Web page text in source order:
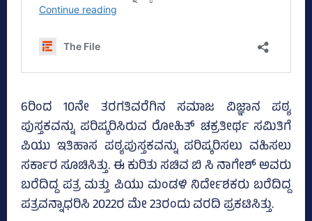
6ರಿಂದ 10ನೇ ತರಗತಿವರೆಗಿನ ಸಮಾಜ ವಿಜ್ಞಾನ ಪಠ್ಯ
ಪುಸ್ತಕವನ್ನು ಪರಿಷ್ಕರಿಸಿರುವ ರೋಹಿತ್‌ ಚಕ್ರತೀರ್ಥ ಸಮಿತಿಗೆ
ಪಿಯು ಇತಿಹಾಸ ಪಠ್ಯಪುಸ್ತಕವನ್ನು ಪರಿಷ್ಕರಿಸಲು ವಹಿಸಲು
ಸರ್ಕಾರ ಸೂಚಿಸಿತ್ತು. ಈ ಕುರಿತು ಸಚಿವ ಬಿ ಸಿ ನಾಗೇಶ್‌ ಅವರು
ಬರೆದಿದ್ದ ಪತ್ರ ಮತ್ತು ಪಿಯು ಮಂಡಳಿ ನಿರ್ದೇಶಕರು ಬರೆದಿದ್ದ
ಪತ್ರವನ್ನಾಧರಿಸಿ 2022ರ ಮೇ 23ರಂದು ವರದಿ ಪ್ರಕಟಿಸಿತ್ತು.